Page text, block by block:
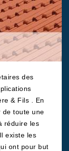
des
& Fils . En
de toute une
réduire les
existe les
ont pour but